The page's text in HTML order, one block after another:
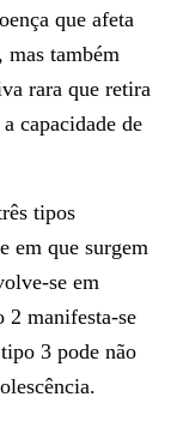
que afeta
mas também
rara que retira
capacidade de
tipos
em que surgem
se em
2 manifesta-se
3 pode não